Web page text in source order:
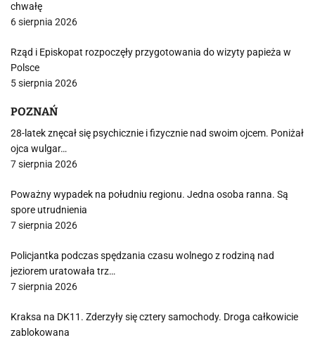
chwałę
6 sierpnia 2026
Rząd i Episkopat rozpoczęły przygotowania do wizyty papieża w
Polsce
5 sierpnia 2026
POZNAŃ
28-latek znęcał się psychicznie i fizycznie nad swoim ojcem. Poniżał
ojca wulgar…
7 sierpnia 2026
Poważny wypadek na południu regionu. Jedna osoba ranna. Są
spore utrudnienia
7 sierpnia 2026
Policjantka podczas spędzania czasu wolnego z rodziną nad
jeziorem uratowała trz…
7 sierpnia 2026
Kraksa na DK11. Zderzyły się cztery samochody. Droga całkowicie
zablokowana